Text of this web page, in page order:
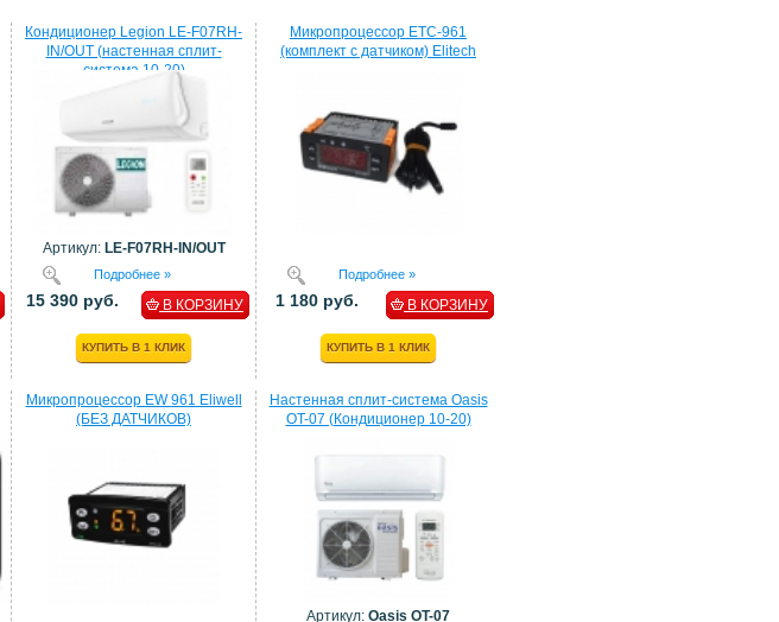
Кондиционер Legion LE-F07RH-
IN/OUT (настенная сплит-
система 10-20)
Артикул: LE-F07RH-IN/OUT
Подробнее »
15 390 руб. В КОРЗИНУ
КУПИТЬ В 1 КЛИК
Микропроцессор ETC-961
(комплект c датчиком) Elitech
Подробнее »
1 180 руб. В КОРЗИНУ
КУПИТЬ В 1 КЛИК
Микропроцессор EW 961 Eliwell
(БЕЗ ДАТЧИКОВ)
Настенная сплит-система Oasis
OT-07 (Кондиционер 10-20)
Артикул: Oasis OT-07